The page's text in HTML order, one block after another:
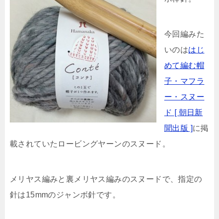
今回編みた
いのははじ
めて編む帽
子・マフラ
ー・スヌー
ド [ 朝日新
聞出版 ]に掲
載されていたロービングヤーンのスヌード。
メリヤス編みと裏メリヤス編みのスヌードで、指定の
針は15mmのジャンボ針です。